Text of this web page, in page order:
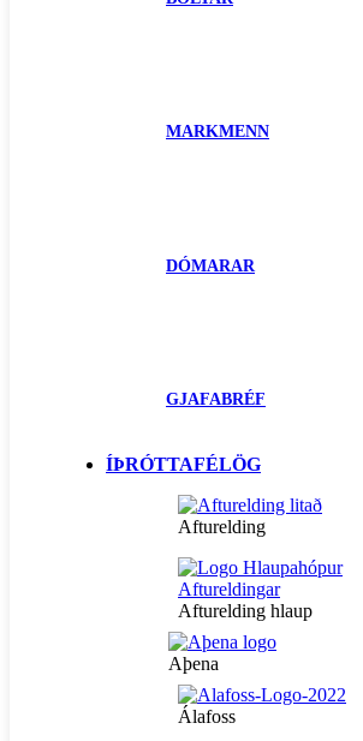
MARKMENN
DÓMARAR
GJAFABRÉF
ÍÞRÓTTAFÉLÖG
Afturelding
Afturelding hlaup
Aþena
Álafoss